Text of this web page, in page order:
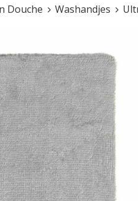
Douche Washandjes